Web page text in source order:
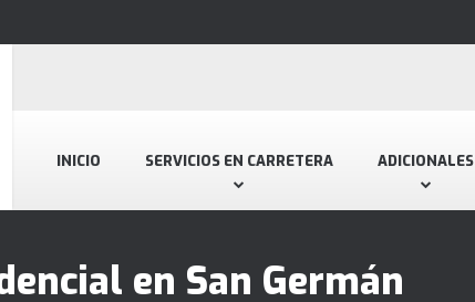
INICIO SERVICIOS EN CARRETERA ADICIONALES
en San Germán